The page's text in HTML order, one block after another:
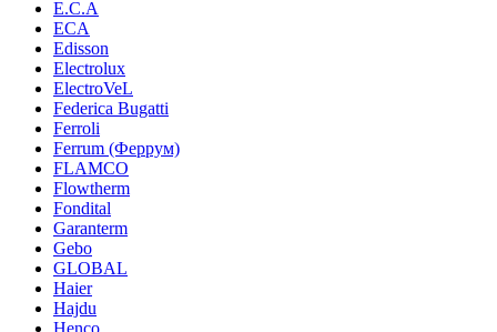
E.C.A
ECA
Edisson
Electrolux
ElectroVeL
Federica Bugatti
Ferroli
Ferrum (Феррум)
FLAMCO
Flowtherm
Fondital
Garanterm
Gebo
GLOBAL
Haier
Hajdu
Henco